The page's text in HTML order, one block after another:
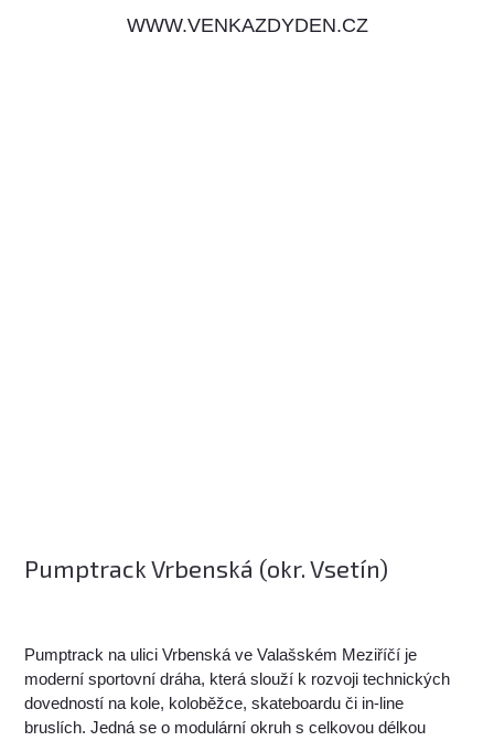
WWW.VENKAZDYDEN.CZ
Pumptrack Vrbenská (okr. Vsetín)
Pumptrack na ulici Vrbenská ve Valašském Meziříčí je
moderní sportovní dráha, která slouží k rozvoji technických
dovedností na kole, koloběžce, skateboardu či in-line
bruslích. Jedná se o modulární okruh s celkovou délkou